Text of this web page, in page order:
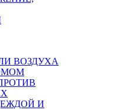
ВОЗДУХА
И